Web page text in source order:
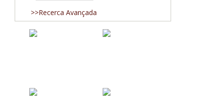
>>Recerca Avançada